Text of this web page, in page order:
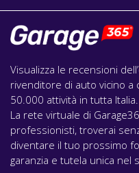
Visualizza le recensioni
rivenditore di auto vicino a
50.000 attività in tutta Italia.
La rete virtuale di
professionisti, troverai
diventare il tuo prossimo
garanzia e tutela unica nel